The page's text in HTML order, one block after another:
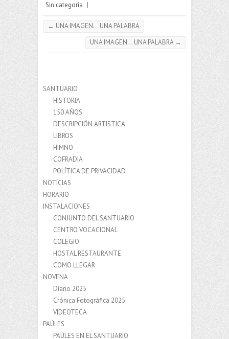
Sin categoría |
← UNA IMAGEN… UNA PALABRA
UNA IMAGEN… UNA PALABRA →
SANTUARIO
HISTORIA
150 AÑOS
DESCRIPCIÓN ARTISTICA
LIBROS
HIMNO
COFRADIA
POLÍTICA DE PRIVACIDAD
NOTÍCIAS
HORARIO
INSTALACIONES
CONJUNTO DEL SANTUARIO
CENTRO VOCACIONAL
COLEGIO
HOSTAL RESTAURANTE
COMO LLEGAR
NOVENA
Díario 2025
Crónica Fotográfica 2025
VIDEOTECA
PAÚLES
PAÚLES EN EL SANTUARIO